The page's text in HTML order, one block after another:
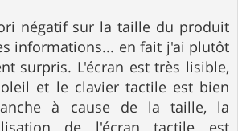
négatif sur la taille du produit
informations... en fait j'ai plutôt
surpris. L'écran est très lisible,
et le clavier tactile est bien
à cause de la taille, la
de l'écran tactile est